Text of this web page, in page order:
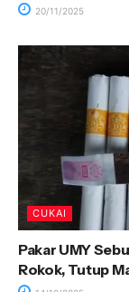
20/11/2025
CUKAI
Pakar UMY
Rokok, Tutup